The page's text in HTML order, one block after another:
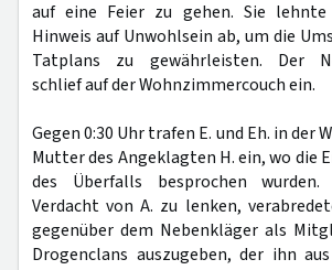
auf eine Feier zu gehen. Sie
Hinweis auf Unwohlsein ab, um die
Tatplans zu gewährleisten. Der
schlief auf der Wohnzimmercouch ein.
Gegen 0:30 Uhr trafen E. und Eh. in der
Mutter des Angeklagten H. ein, wo die
des Überfalls besprochen
Verdacht von A. zu lenken,
gegenüber dem Nebenkläger als
Drogenclans auszugeben, der ihn